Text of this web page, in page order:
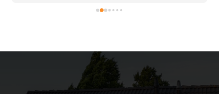
ook de indruk plezier in hun werk te hebben. Een